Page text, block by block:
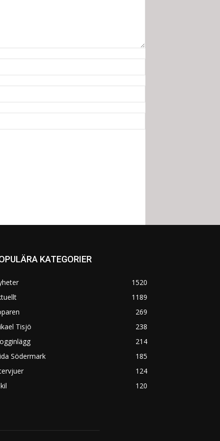
KATEGORIER
1520
1189
269
Tisjö
238
214
Södermark
185
124
120